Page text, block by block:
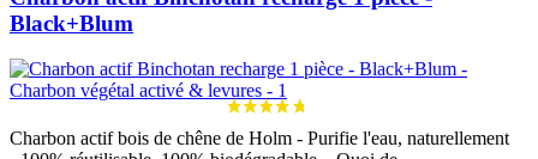
Black+Blum
Charbon actif bois de chêne de Holm - Purifie l'eau, naturellement